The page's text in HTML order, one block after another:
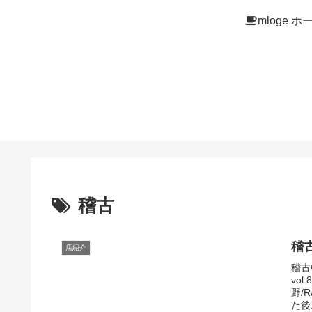
mloge ホ
稽古
店紹介 稽
稽
野/
た